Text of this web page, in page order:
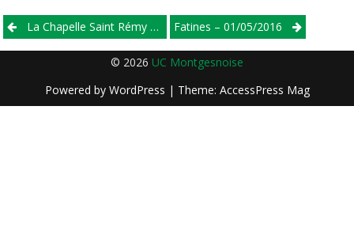
Post
navigation
La Chapelle Saint Rémy – Circuit Cycliste De L’Huisne Sarthoise – 24/04/2016 Fatines – 01/05/2016
© 2026 UC Montgesnoise
Powered by WordPress | Theme: AccessPress Mag